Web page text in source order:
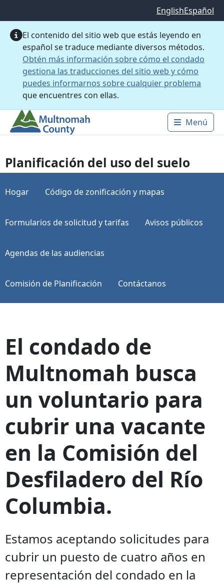
EnglishEspañol
El contenido del sitio web que estás leyendo en
español se traduce mediante diversos métodos.
Obtén más información sobre cómo el condado
gestiona las traducciones del sitio web y cómo
puedes informarnos sobre cualquier problema
que encuentres con ellas.
Main
Menú
Planificación del uso del suelo
Hogar Código de zonificación y mapas
Formularios de solicitud y tarifas Avisos públicos
Agendas de las audiencias
Comisión de Planificación Contáctanos
El condado de
Multnomah busca
un voluntario para
cubrir una vacante
en la Comisión del
Desfiladero del Río
Columbia.
Estamos aceptando solicitudes para
cubrir un puesto de cuatro años en
representación del condado en la